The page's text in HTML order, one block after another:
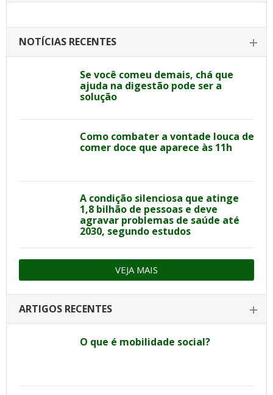
NOTÍCIAS RECENTES
Se você comeu demais, chá que
ajuda na digestão pode ser a
solução
Como combater a vontade louca de
comer doce que aparece às 11h
A condição silenciosa que atinge
1,8 bilhão de pessoas e deve
agravar problemas de saúde até
2030, segundo estudos
VEJA MAIS
ARTIGOS RECENTES
O que é mobilidade social?